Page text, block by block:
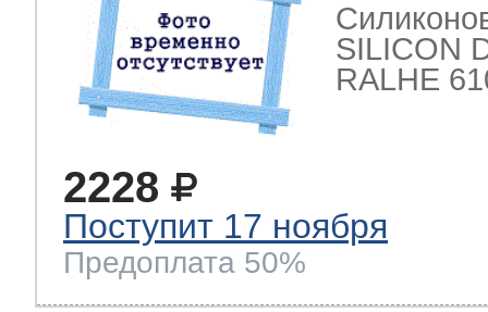
SILICON
RALHE
2228
Поступит 17 ноября
Предоплата 50%